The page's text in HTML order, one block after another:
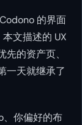
的界面
文描述的 UX
的资产页、
一天就继承了
、你偏好的布